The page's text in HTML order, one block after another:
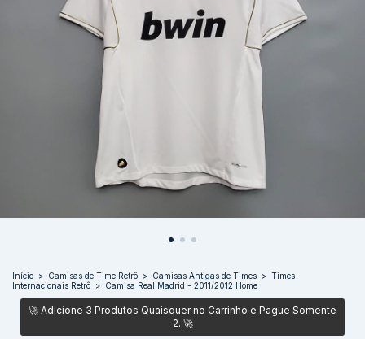
Início > Camisas de Time Retrô > Camisas Antigas de Times > Times
Internacionais Retrô > Camisa Real Madrid - 2011/2012 Home